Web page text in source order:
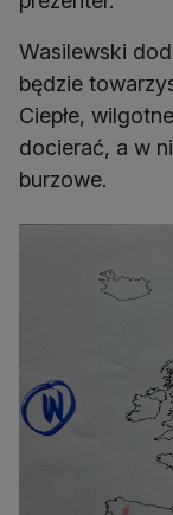
Wasilewski
będzie
Ciepłe,
docierać, a w
burzowe.